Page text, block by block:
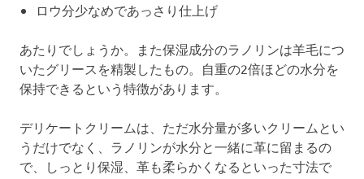
ロウ分少なめであっさり仕上げ
あたりでしょうか。また保湿成分のラノリンは羊毛につ
いたグリースを精製したもの。自重の2倍ほどの水分を
保持できるという特徴があります。
デリケートクリームは、ただ水分量が多いクリームとい
うだけでなく、ラノリンが水分と一緒に革に留まるの
で、しっとり保湿、革も柔らかくなるといった寸法で